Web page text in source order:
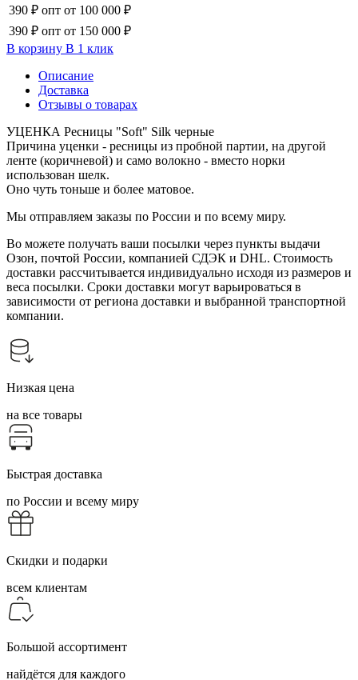
390 ₽ опт от 100 000 ₽
390 ₽ опт от 150 000 ₽
В корзину В 1 клик
Описание
Доставка
Отзывы о товарах
УЦЕНКА Ресницы "Soft" Silk черные
Причина уценки - ресницы из пробной партии, на другой
ленте (коричневой) и само волокно - вместо норки
использован шелк.
Оно чуть тоньше и более матовое.
Мы отправляем заказы по России и по всему миру.
Во можете получать ваши посылки через пункты выдачи
Озон, почтой России, компанией СДЭК и DHL. Стоимость
доставки рассчитывается индивидуально исходя из размеров и
веса посылки. Сроки доставки могут варьироваться в
зависимости от региона доставки и выбранной транспортной
компании.
Низкая цена
на все товары
Быстрая доставка
по России и всему миру
Скидки и подарки
всем клиентам
Большой ассортимент
найдётся для каждого